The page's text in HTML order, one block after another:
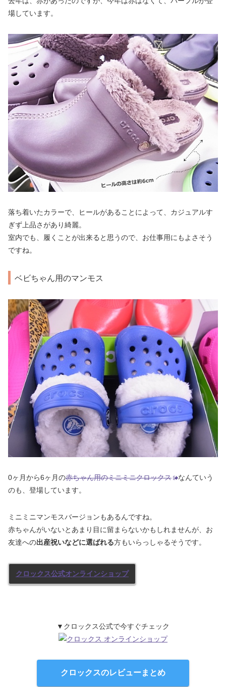
場しています。
落ち着いたカラーで、ヒールがあることによって、カジュアルす
ぎず上品さがあり綺麗。
室内でも、履くことが出来ると思うので、お仕事用にもよさそう
ですね。
ベビちゃん用のマンモス
0ヶ月から6ヶ月の赤ちゃん用のミニミニクロックス
なんていう
のも、登場しています。
ミニミニマンモスバージョンもあるんですね。
赤ちゃんがいないとあまり目に留まらないかもしれませんが、お
友達への出産祝いなどに選ばれる方もいらっしゃるそうです。
クロックス公式オンラインショップ
▼クロックス公式で今すぐチェック
クロックスのレビューまとめ